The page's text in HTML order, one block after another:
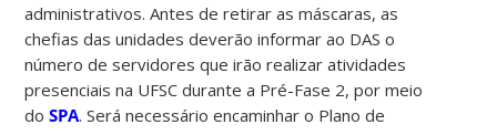
administrativos. Antes de retirar as máscaras, as
chefias das unidades deverão informar ao DAS o
número de servidores que irão realizar atividades
presenciais na UFSC durante a Pré-Fase 2, por meio
doSPA. Será necessário encaminhar o Plano de